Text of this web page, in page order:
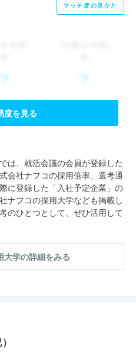
マッチ度の見かた
度を見る
は、就活会議の会員が登録した
会社ナフコの採用倍率、選考通
に登録した「入社予定企業」の
ナフコの採用大学なども掲載し
のひとつとして、ぜひ活用して
大学の詳細をみる